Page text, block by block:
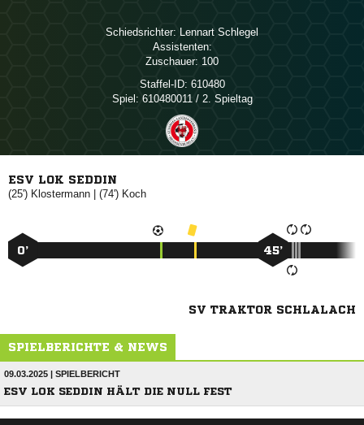
Schiedsrichter:  
Assistenten:
Zuschauer: 100
Staffel-ID: 610480
Spiel: 610480011 / 2. Spieltag
ESV LOK SEDDIN
(25')  | (74') 
0’ 45’
SV TRAKTOR SCHLALACH
SPIELBERICHTE & NEWS
09.03.2025 | SPIELBERICHT
ESV LOK SEDDIN HÄLT DIE NULL FEST